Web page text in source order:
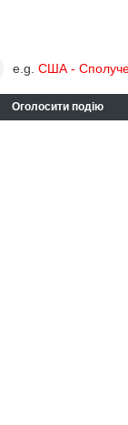
e.g. США -
Оголосити подію